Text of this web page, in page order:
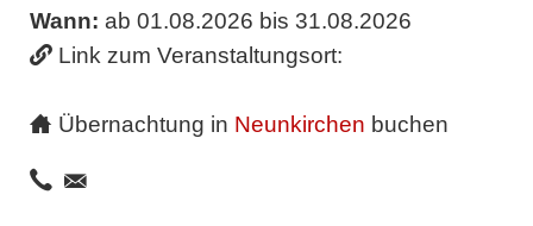
Wann: ab 01.08.2026 bis 31.08.2026
Link zum Veranstaltungsort:
Übernachtung in Neunkirchen buchen